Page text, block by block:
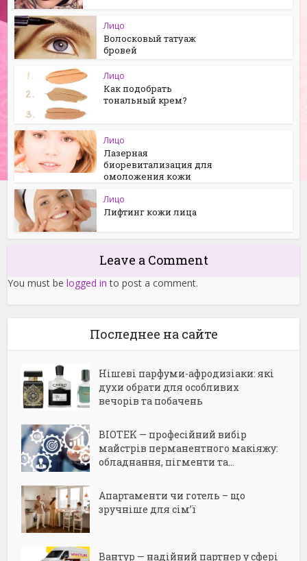
Лицо
Волосковый татуаж
бровей
Лицо
Как подобрать
тональный крем?
Лицо
Лазерная
биоревитализация для
омоложения кожи
Лицо
Лифтинг кожи лица
Leave a Comment
You must belogged in to post a comment.
Последнее на сайте
Нішеві парфуми-афродизіаки: які
духи обрати для особливих
вечорів та побачень
BIOTEK — професійний вибір
майстрів перманентного макіяжу:
обладнання, пігменти та...
Апартаменти чи готель – що
зручніше для сім’ї
Вантур — надійний партнер у сфері